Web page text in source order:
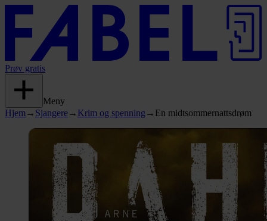
Prøv gratis
Meny
Hjem → Sjangere→ Krim og spenning → En midtsommernattsdrøm